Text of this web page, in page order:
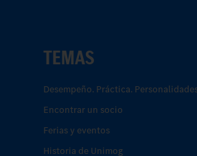
TEMAS
Desempeño. Práctica.
Encontrar un socio
Ferias y eventos
Historia de Unimog